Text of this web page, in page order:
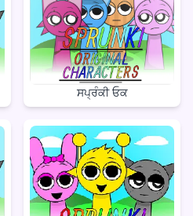
ਸਪ੍ਰੰਕੀ ਓਕ